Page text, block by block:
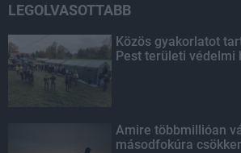
LEGOLVASOTTABB
Közös gyakorlatot
Pest területi védelmi
Amire többmillióan
másodfokúra